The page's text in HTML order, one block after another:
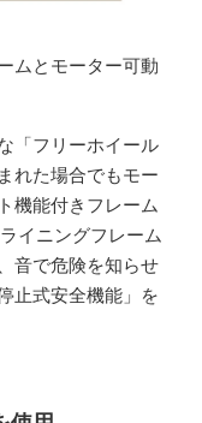
ムとモーター可動
「フリーホイール
れた場合でもモー
機能付きフレーム
イニングフレーム
音で危険を知らせ
止式安全機能」を